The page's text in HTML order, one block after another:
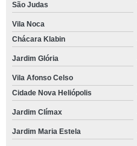
São Judas
Vila Noca
Chácara Klabin
Jardim Glória
Vila Afonso Celso
Cidade Nova Heliópolis
Jardim Clímax
Jardim Maria Estela